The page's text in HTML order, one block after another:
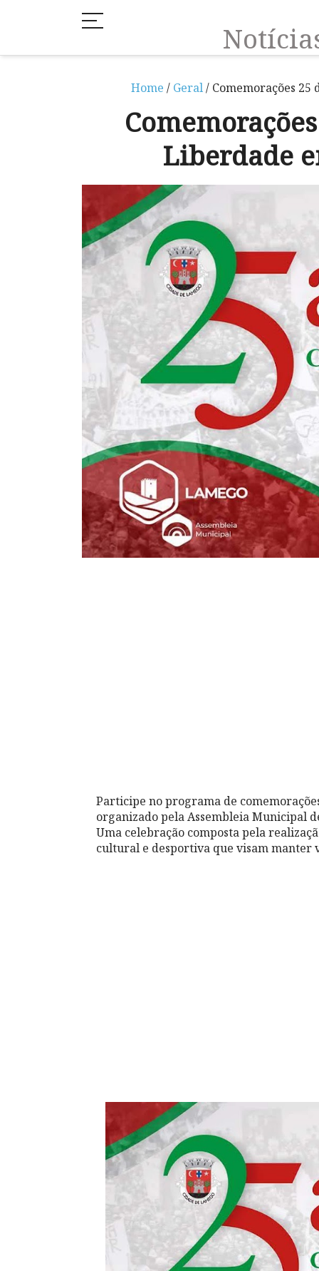
Home / Geral/ Comemorações 25
Liberdade
Participe no programa de
organizado pela Assembleia Municipal
Uma celebração composta pela
cultural e desportiva que visam manter